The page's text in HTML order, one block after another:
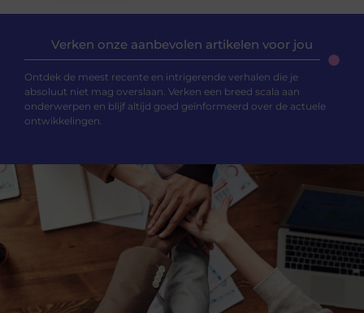
Verken onze aanbevolen artikelen voor jou
Ontdek de meest recente en intrigerende verhalen die je
absoluut niet mag overslaan. Verken een breed scala aan
onderwerpen en blijf altijd goed geïnformeerd over de actuele
ontwikkelingen.